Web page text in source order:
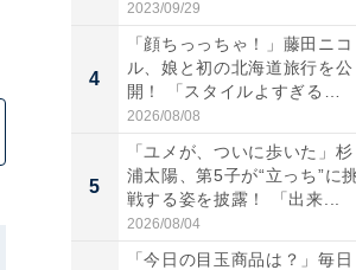
開...
2023/09/29
4
「顔ちっっちゃ！」藤田ニコ
ル、娘と初の北海道旅行を公
開！ 「スタイルよすぎる
よ〜...
2026/08/08
5
「ユメが、ついに歩いた」杉
浦太陽、第5子が“立っち”に
戦する姿を披露！ 「出来...
2026/08/04
「今日の目玉商品は？」毎日